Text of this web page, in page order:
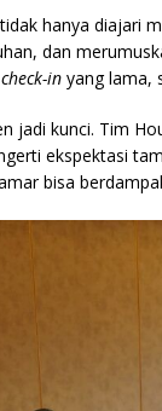
hanya diajari
dan
check-in yang lama,
jadi kunci. Tim
ekspektasi
bisa